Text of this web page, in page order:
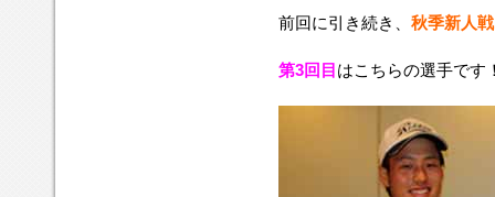
前回に引き続き、 秋季新人戦
第3回目 はこちらの選手です